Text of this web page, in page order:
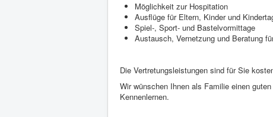
Möglichkeit zur Hospitation
Ausflüge für Eltern, Kinder und
Spiel-, Sport- und Bastelvormittage
Austausch, Vernetzung und Beratung
Die Vertretungsleistungen sind für Sie
Wir wünschen Ihnen als Familie einen
Kennenlernen.